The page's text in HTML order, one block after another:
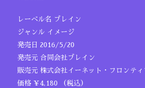
レーベル名 ブレイン
ジャンル イメージ
発売日 2016/5/20
発売元 合同会社ブレイン
販売元 株式会社イーネット・フロンティ
価格 ￥4,180 （税込）